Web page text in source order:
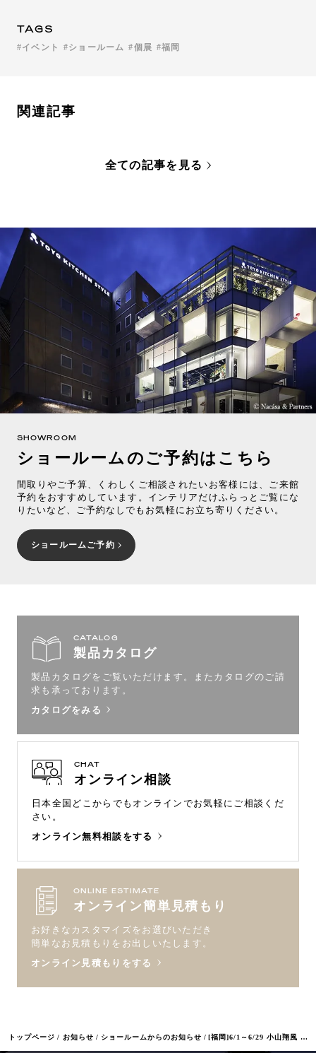
トップページ お知らせ ショールームからのお知らせ [福岡]6/1～6/29 小山翔風 個展「半径5キロ圏内」
TAGS
イベント ショールーム 個展 福岡
関連記事
全ての記事を見る
SHOWROOM
ショールームのご予約はこちら
間取りやご予算、くわしくご相談されたいお客様には、ご来館
予約をおすすめしています。インテリアだけふらっとご覧にな
りたいなど、ご予約なしでもお気軽にお立ち寄りください。
ショールームご予約
CATALOG
製品カタログ
製品カタログをご覧いただけます。
またカタログのご請
求も承っております。
カタログをみる
CHAT
オンライン相談
日本全国どこからでもオンラインでお気軽にご相談くだ
さい。
オンライン無料相談をする
ONLINE ESTIMATE
オンライン簡単見積もり
お好きなカスタマイズをお選びいただき
簡単なお見積もりをお出しいたします。
オンライン見積もりをする